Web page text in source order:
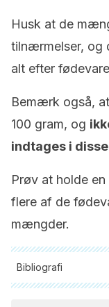
Husk at de
tilnærmelser, og
alt efter
Bemærk også,
100 gram, og
indtages i
Prøv at holde
flere af de
mængder.
Bibliografi
Alle citerede kilder